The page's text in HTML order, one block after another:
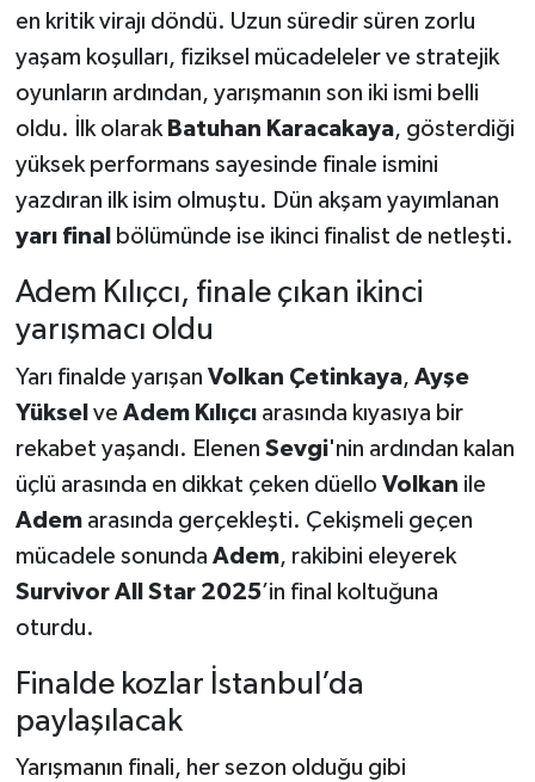
en kritik virajı döndü. Uzun süredir süren zorlu
yaşam koşulları, fiziksel mücadeleler ve stratejik
oyunların ardından, yarışmanın son iki ismi belli
oldu. İlk olarak Batuhan Karacakaya, gösterdiği
yüksek performans sayesinde finale ismini
yazdıran ilk isim olmuştu. Dün akşam yayımlanan
yarı final bölümünde ise ikinci finalist de netleşti.
Adem Kılıçcı, finale çıkan ikinci
yarışmacı oldu
Yarı finalde yarışan Volkan Çetinkaya, Ayşe
Yüksel ve Adem Kılıçcıarasında kıyasıya bir
rekabet yaşandı. Elenen Sevgi'nin ardından kalan
üçlü arasında en dikkat çeken düello Volkan ile
Ademarasında gerçekleşti. Çekişmeli geçen
mücadele sonunda Adem, rakibini eleyerek
Survivor All Star 2025’in final koltuğuna
oturdu.
Finalde kozlar İstanbul’da
paylaşılacak
Yarışmanın finali, her sezon olduğu gibi